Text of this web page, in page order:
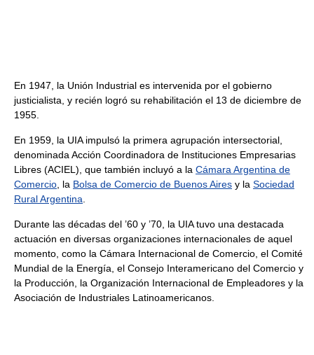
En 1947, la Unión Industrial es intervenida por el gobierno
justicialista, y recién logró su rehabilitación el 13 de diciembre de
1955.
En 1959, la UIA impulsó la primera agrupación intersectorial,
denominada Acción Coordinadora de Instituciones Empresarias
Libres (ACIEL), que también incluyó a la Cámara Argentina de
Comercio , la Bolsa de Comercio de Buenos Aires y la Sociedad
Rural Argentina
Durante las décadas del ’60 y ’70, la UIA tuvo una destacada
actuación en diversas organizaciones internacionales de aquel
momento, como la Cámara Internacional de Comercio, el Comité
Mundial de la Energía, el Consejo Interamericano del Comercio y
la Producción, la Organización Internacional de Empleadores y la
Asociación de Industriales Latinoamericanos.